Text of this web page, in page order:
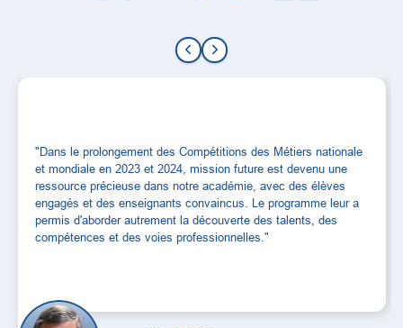
“Ce qui m'a beaucoup plu, c'est l'identification que les enfants
peuvent avoir avec des jeunes professionnels pas loin de leur
âge et aussi de faire un travail sur eux-mêmes, sur les forces
et sur les qualités qu'ils pourraient avoir et d’utiliser cela
comme un point commun entre un champion et eux-mêmes”